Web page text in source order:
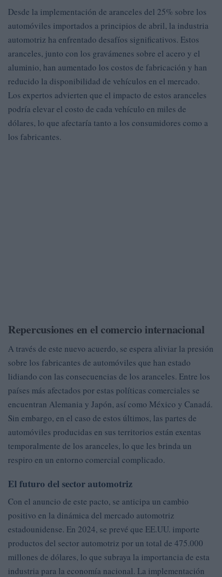
Desde la implementación de aranceles del 25% sobre los
automóviles importados a principios de abril, la industria
automotriz ha enfrentado desafíos significativos. Estos
aranceles, junto con los gravámenes sobre el acero y el
aluminio, han aumentado los costos de fabricación y han
reducido la disponibilidad de vehículos en el mercado.
Los expertos advierten que el impacto de estos aranceles
podría elevar el costo de cada vehículo en miles de
dólares, lo que afectaría tanto a los consumidores como a
los fabricantes.
Repercusiones en el comercio internacional
A través de este nuevo acuerdo, se espera aliviar la presión
sobre los fabricantes de automóviles que han estado
lidiando con las consecuencias de los aranceles. Entre los
países más afectados por estas políticas comerciales se
encuentran Alemania y Japón, así como México y Canadá.
Sin embargo, en el caso de estos últimos, las partes de
automóviles producidas en sus territorios están exentas
temporalmente de los aranceles, lo que les brinda un
respiro en un entorno comercial complicado.
El futuro del sector automotriz
Con el anuncio de este pacto, se anticipa un cambio
positivo en la dinámica del mercado automotriz
estadounidense. En 2024, se prevé que EE.UU. importe
productos del sector automotriz por un total de 475.000
millones de dólares, lo que subraya la importancia de esta
industria para la economía nacional. La implementación